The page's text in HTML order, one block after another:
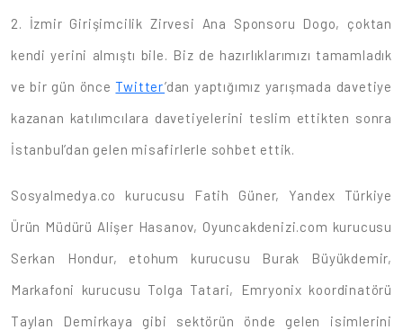
2. İzmir Girişimcilik Zirvesi Ana Sponsoru Dogo, çoktan
kendi yerini almıştı bile. Biz de hazırlıklarımızı tamamladık
ve bir gün önceTwitter’dan yaptığımız yarışmada davetiye
kazanan katılımcılara davetiyelerini teslim ettikten sonra
İstanbul’dan gelen misafirlerle sohbet ettik.
Sosyalmedya.co kurucusu Fatih Güner, Yandex Türkiye
Ürün Müdürü Alişer Hasanov, Oyuncakdenizi.com kurucusu
Serkan Hondur, etohum kurucusu Burak Büyükdemir,
Markafoni kurucusu Tolga Tatari, Emryonix koordinatörü
Taylan Demirkaya gibi sektörün önde gelen isimlerini